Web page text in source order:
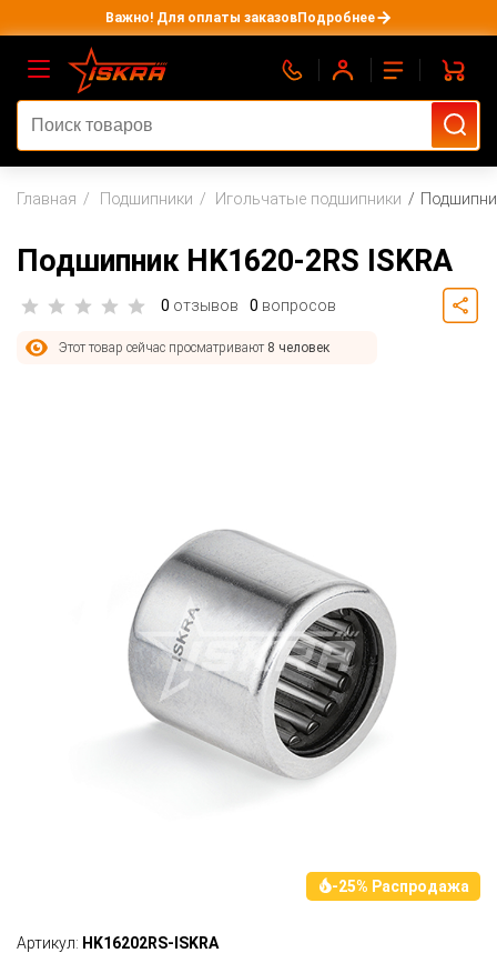
Важно! Для оплаты заказовПодробнее
Главная Подшипники Игольчатые подшипники
Подшипник HK1620-2RS ISKRA
0 отзывов 0 вопросов
Этот товар сейчас просматривают 8 человек
-25% Распродажа
Артикул: HK16202RS-ISKRA